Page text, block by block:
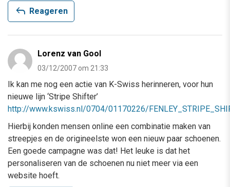
reply Reageren
Lorenz van Gool
03/12/2007 om 21:33
Ik kan me nog een actie van K-Swiss herinneren, voor hun
nieuwe lijn ‘Stripe Shifter’
http://www.kswiss.nl/0704/01170226/
Hierbij konden mensen online een combinatie maken van
streepjes en de origineelste won een nieuw paar schoenen.
Een goede campagne was dat! Het leuke is dat het
personaliseren van de schoenen nu niet meer via een
website hoeft.